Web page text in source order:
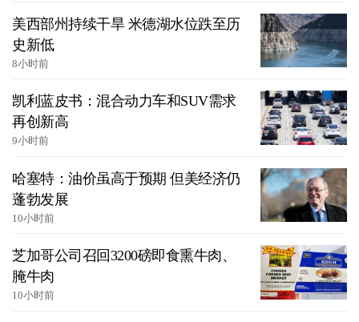
美西部州持续干旱 米德湖水位跌至历
史新低
8小时前
凯利蓝皮书：混合动力车和SUV需求
再创新高
9小时前
哈塞特：油价虽高于预期 但美经济仍
蓬勃发展
10小时前
芝加哥公司召回3200磅即食熏牛肉、
腌牛肉
10小时前